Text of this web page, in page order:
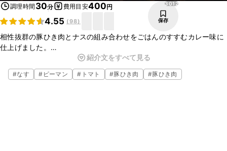
調理時間 30分 費用目安400円
4.55 (98)
3012
保存
相性抜群の豚ひき肉とナスの組み合わせをごはんのすすむカレー味に
仕上げました。
トマトの酸味とカレー風味の相性もよく、食欲そそる香りのひと品で
す。
手軽な材料で作る事が出来ますので、ぜひお試し下さい。
紹介文をすべて見る
#なす # ピーマン # トマト #豚ひき肉 #豚ひき肉